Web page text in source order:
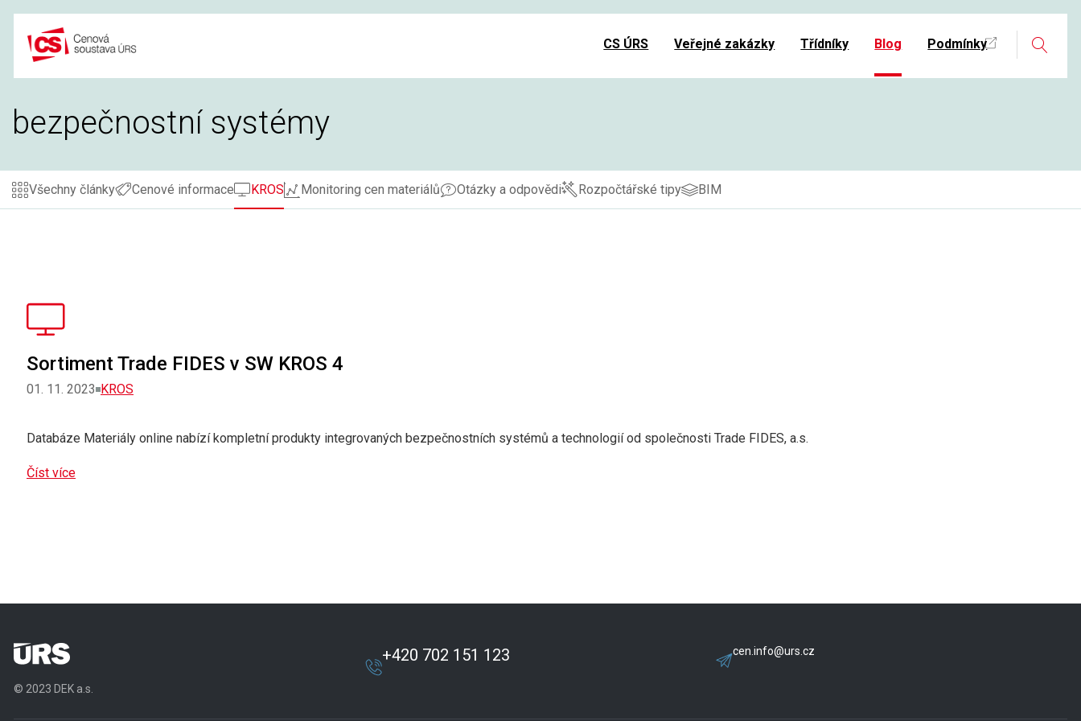
obsah
CS ÚRS Veřejné zakázky Třídníky Blog Podmínky Search
bezpečnostní systémy
Všechny články Cenové informace KROS Monitoring cen materiálů Otázky a odpovědi Rozpočtářské tipy BIM
Sortiment Trade FIDES v SW KROS 4
01. 11. 2023 Rubriky
KROS
Databáze Materiály online nabízí kompletní produkty integrovaných bezpečnostních systémů a technologií od společnosti Trade FIDES, a.s.
Číst více
© 2023 DEK a.s.
+420 702 151 123 cen.info@urs.cz